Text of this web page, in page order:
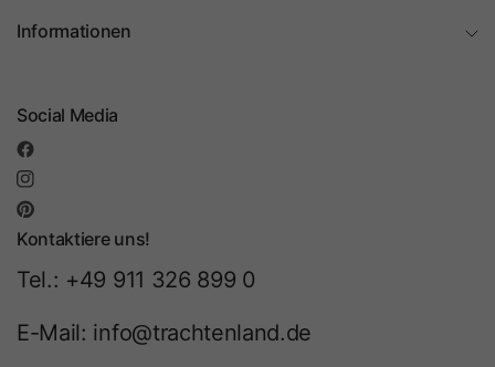
Informationen
Social Media
Kontaktiere uns!
Tel.: +49 911 326 899 0
E-Mail: info@trachtenland.de